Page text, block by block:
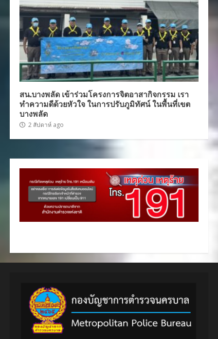
สน.บางพลัด เข้าร่วมโครงการจิตอาสากิจกรรม เรา
ทำความดีด้วยหัวใจ ในการปรับภูมิทัศน์ ในพื้นที่เขต
บางพลัด
2 สัปดาห์ ago